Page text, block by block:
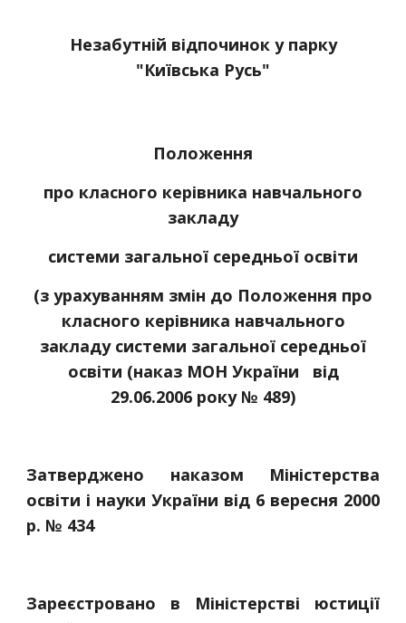
Незабутній відпочинок у парку
"Київська Русь"
Положення
про класного керівника навчального
закладу
системи загальної середньої освіти
(з урахуванням змін до Положення про
класного керівника навчального
закладу системи загальної середньої
освіти (наказ МОН України від
29.06.2006 року № 489)
Затверджено наказом Міністерства
освіти і науки України від 6 вересня 2000
р. № 434
Зареєстровано в Міністерстві юстиції